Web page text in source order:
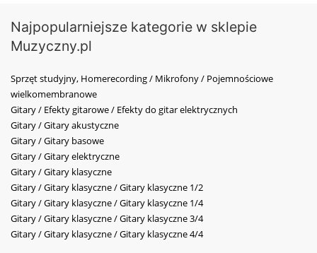
Najpopularniejsze kategorie w sklepie
Muzyczny.pl
Sprzęt studyjny, Homerecording / Mikrofony / Pojemnościowe
wielkomembranowe
Gitary / Efekty gitarowe / Efekty do gitar elektrycznych
Gitary / Gitary akustyczne
Gitary / Gitary basowe
Gitary / Gitary elektryczne
Gitary / Gitary klasyczne
Gitary / Gitary klasyczne / Gitary klasyczne 1/2
Gitary / Gitary klasyczne / Gitary klasyczne 1/4
Gitary / Gitary klasyczne / Gitary klasyczne 3/4
Gitary / Gitary klasyczne / Gitary klasyczne 4/4